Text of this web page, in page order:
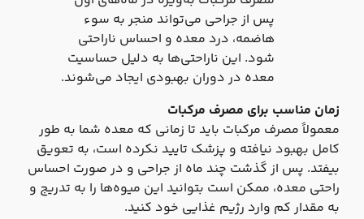
پس از جراحی می‌تواند منجر به سوء
هاضمه، درد معده و احساس ناراحتی
شود. این ناراحتی‌ها به دلیل حساسیت
معده در دوران بهبودی ایجاد می‌شوند.
زمان مناسب برای مصرف مرکبات
معمولاً مصرف مرکبات باید تا زمانی که معده شما به طور
کامل بهبود نیافته و پزشک تایید نکرده است، به تعویق
بیفتد. پس از گذشت چند ماه از جراحی و در صورت احساس
راحتی معده، ممکن است بتوانید این میوه‌ها را به تدریج و
به مقدار کم وارد رژیم غذایی خود کنید.